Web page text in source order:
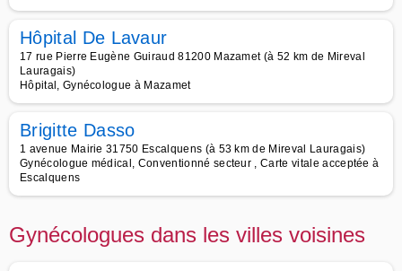
Hôpital De Lavaur
17 rue Pierre Eugène Guiraud 81200 Mazamet (à 52 km de Mireval
Lauragais)
Hôpital, Gynécologue à Mazamet
Brigitte Dasso
1 avenue Mairie 31750 Escalquens (à 53 km de Mireval Lauragais)
Gynécologue médical, Conventionné secteur , Carte vitale acceptée à
Escalquens
Gynécologues dans les villes voisines